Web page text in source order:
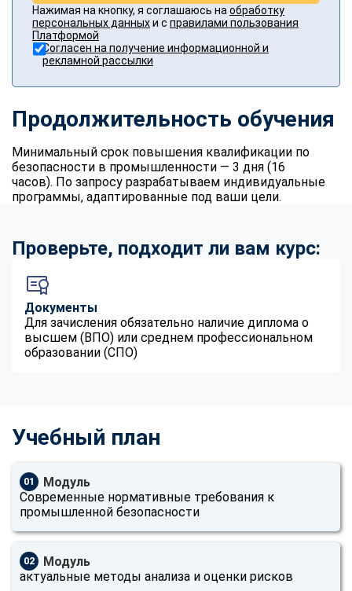
Нажимая на кнопку, я соглашаюсь на обработку
персональных данныхи с правилами пользования
Платформой
Согласен на получение информационной и
рекламной рассылки
Продолжительность обучения
Минимальный срок повышения квалификации по
безопасности в промышленности — 3 дня (16
часов). По запросу разрабатываем индивидуальные
программы, адаптированные под ваши цели.
Проверьте, подходит ли вам курс:
Документы
Для зачисления обязательно наличие диплома о
высшем (ВПО) или среднем профессиональном
образовании (СПО)
Учебный план
01
Модуль
Современные нормативные требования к
промышленной безопасности
02
Модуль
актуальные методы анализа и оценки рисков